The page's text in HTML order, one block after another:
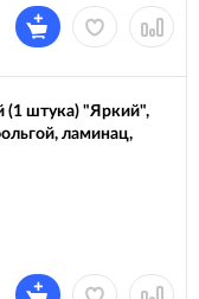
(1 штука) "Яркий",
ламинац,